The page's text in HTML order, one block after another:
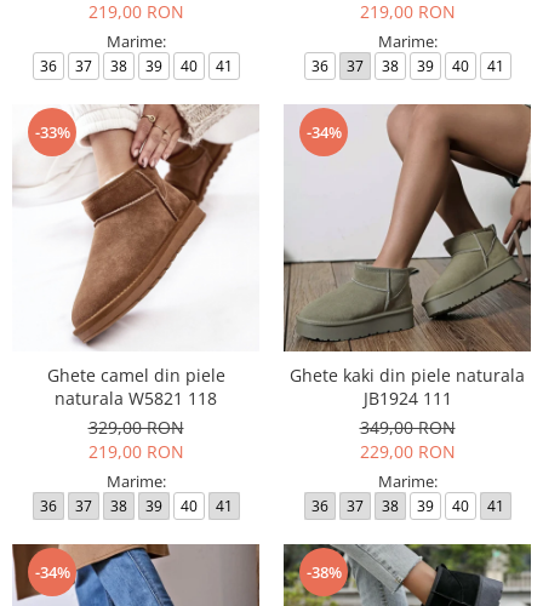
219,00 RON
Marime:
36 37 38 39 40 41
219,00 RON
Marime:
36 37 38 39 40 41
-33%
Ghete camel din piele
naturala W5821 118
329,00 RON
219,00 RON
Marime:
36 37 38 39 40 41
-34%
Ghete kaki din piele naturala
JB1924 111
349,00 RON
229,00 RON
Marime:
36 37 38 39 40 41
-34% -38%